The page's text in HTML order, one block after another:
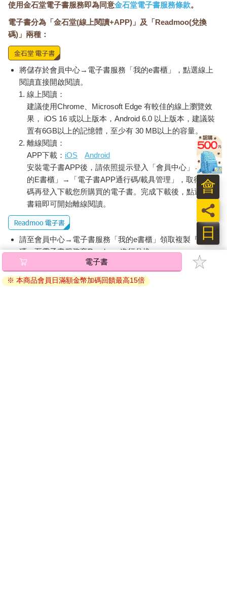
使用金石堂電子書服務即為同意金石堂電子書服務條款。
電子書分為「金石堂(線上閱讀+APP)」及「Readmoo(兌換
碼)」兩種：
將儲存於會員中心→電子書服務「我的e書櫃」，點選線上
閱讀直接開啟閱讀。
線上閱讀：
建議使用Chrome、Microsoft Edge 有較佳的線上瀏覽效
果， iOS 16 或以上版本，Android 6.0 以上版本，建議裝
置有6GB以上的記憶體，至少有 30 MB以上的容量。
離線閱讀：
APP下載： iOS
Android
安裝電子書APP後，請依照提示登入「會員中心」→「我
的E書櫃」→「電子書APP通行碼/載具管理」，取得通行
碼再登入下載您所購買的電子書。完成下載後，點選任一
書籍即可開始離線閱讀。
請至會員中心→電子書服務「我的e書櫃」領取複製『兌換
碼』至電子書服務商Readmoo進行兌換。
退換貨須知：
因版權保護，您在金石堂所購買的電子書僅能以金石堂專屬
電子書
※ 本商品會員日滿額金幣加碼回饋最高15倍
日
員
會